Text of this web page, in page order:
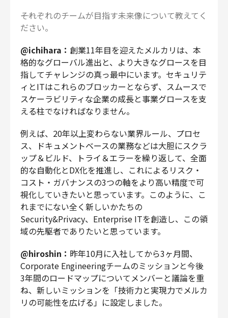
――それぞれのチームが目指す未来像について教えてく
ださい。
@ichihara： 創業11年目を迎えたメルカリは、本
格的なグローバル進出と、より大きなグロースを目
指してチャレンジの真っ最中にいます。セキュリテ
ィとITはこれらのブロッカーとならず、スムースで
スケーラビリティな企業の成長と事業グロースを支
える柱でなければなりません。
例えば、20年以上変わらない業界ルール、プロセ
ス、ドキュメントベースの業務などは大胆にスクラ
ップ＆ビルド、トライ＆エラーを繰り返して、全面
的な自動化とDX化を推進し、これによるリスク・
コスト・ガバナンスの3つの軸をより高い精度で可
視化していきたいと思っています。このように、こ
れまでにない全く新しいかたちの
Security&Privacy、Enterprise ITを創造し、この領
域の先駆者でありたいと思っています。
@hiroshin： 昨年10月に入社してから3ヶ月間、
Corporate Engineeringチームのミッションと今後
3年間のロードマップについてメンバーと議論を重
ね、新しいミッションを「技術力と実現力でメルカ
リの可能性を広げる」に設定しました。